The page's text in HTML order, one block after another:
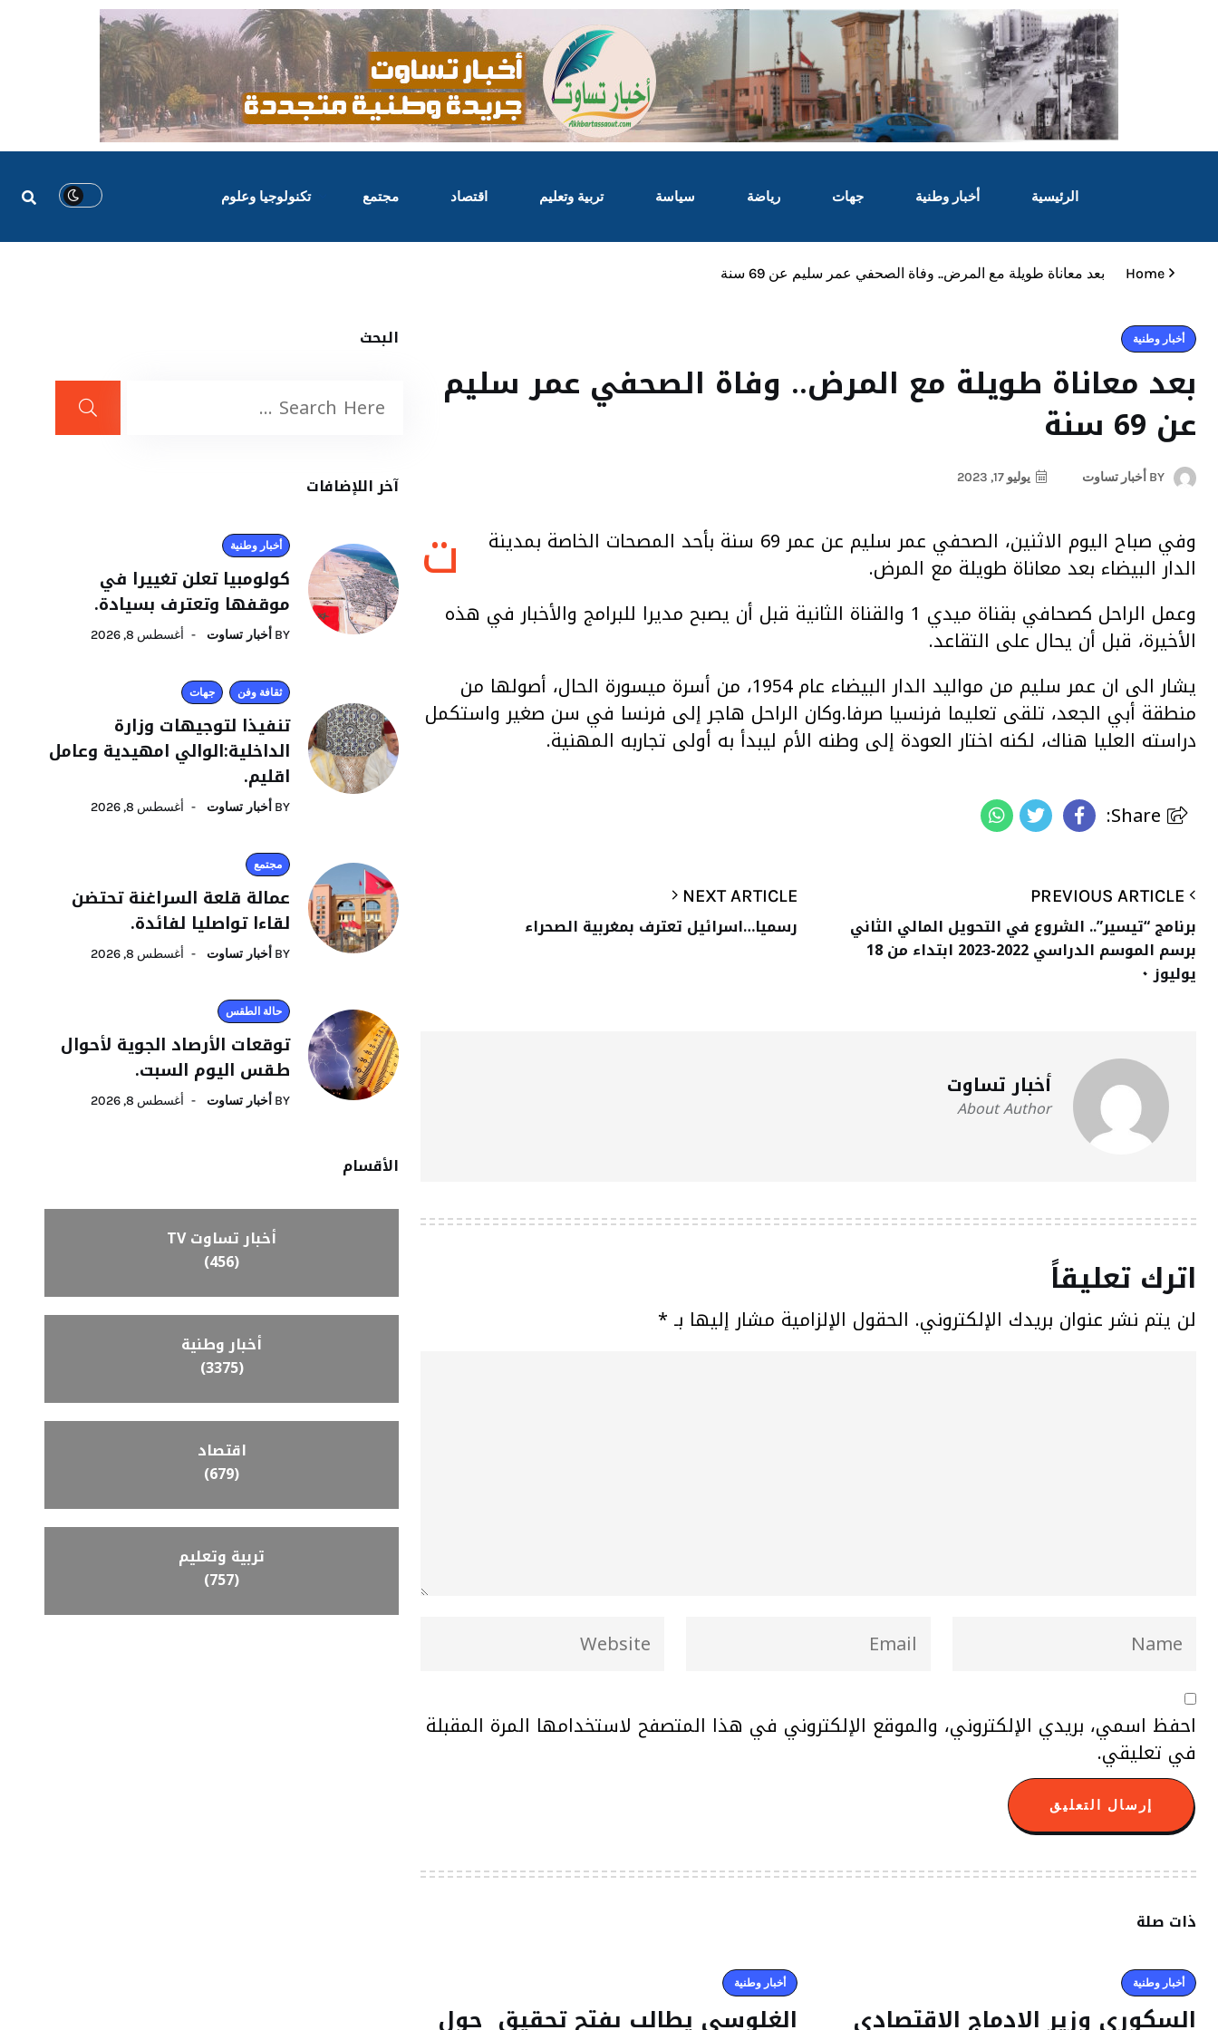
الرئيسية أخبار وطنية جهات رياضة سياسة تربية وتعليم اقتصاد مجتمع تكنولوجيا وعلوم
Home بعد معاناة طويلة مع المرض.. وفاة الصحفي عمر سليم عن 69 سنة
أخبار وطنية
بعد معاناة طويلة مع المرض.. وفاة الصحفي عمر سليم
عن 69 سنة
BY أخبار تساوت يوليو 17, 2023
ت وفي صباح اليوم الاثنين، الصحفي عمر سليم عن عمر 69 سنة بأحد المصحات الخاصة بمدينة
الدار البيضاء بعد معاناة طويلة مع المرض.
وعمل الراحل كصحافي بقناة ميدي 1 والقناة الثانية قبل أن يصبح مديرا للبرامج والأخبار في هذه
الأخيرة، قبل أن يحال على التقاعد.
يشار الى ان عمر سليم من مواليد الدار البيضاء عام 1954، من أسرة ميسورة الحال، أصولها من
منطقة أبي الجعد، تلقى تعليما فرنسيا صرفا.وكان الراحل هاجر إلى فرنسا في سن صغير واستكمل
دراسته العليا هناك، لكنه اختار العودة إلى وطنه الأم ليبدأ به أولى تجاربه المهنية.
برنامج “تيسير”.. الشروع في التحويل المالي الثاني
برسم الموسم الدراسي 2022-2023 ابتداء من 18
يوليوز ٠
NEXT ARTICLE
رسميا…اسرائيل تعترف بمغربية الصحراء
أخبار تساوت
About Author
اترك تعليقاً
لن يتم نشر عنوان بريدك الإلكتروني. الحقول الإلزامية مشار إليها بـ *
احفظ اسمي، بريدي الإلكتروني، والموقع الإلكتروني في هذا المتصفح لاستخدامها المرة المقبلة
في تعليقي.
ذات صلة
أخبار وطنية
السكوري وزير الادماج الاقتصادي
أخبار وطنية
الغلوسي يطالب بفتح تحقيق حول
البحث
آخر اللإضافات
أخبار وطنية
كولومبيا تعلن تغييرا في
موقفها وتعترف بسيادة.
BY أخبار تساوت أغسطس 8, 2026
ثقافة وفن جهات
تنفيذا لتوجيهات وزارة
الداخلية:الوالي امهيدية وعامل
اقليم.
BY أخبار تساوت أغسطس 8, 2026
مجتمع
عمالة قلعة السراغنة تحتضن
لقاءا تواصليا لفائدة.
BY أخبار تساوت أغسطس 8, 2026
حالة الطقس
توقعات الأرصاد الجوية لأحوال
طقس اليوم السبت.
BY أخبار تساوت أغسطس 8, 2026
الأقسام
أخبار تساوت TV
(456)
أخبار وطنية
(3375)
اقتصاد
(679)
تربية وتعليم
(757)